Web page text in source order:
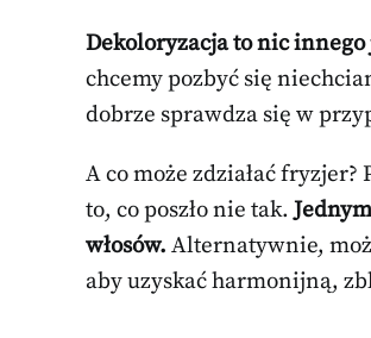
Dekoloryzacja to nic
chcemy pozbyć się
dobrze sprawdza się w
A co może zdziałać
to, co poszło nie tak.
włosów. Alternatywnie,
aby uzyskać harmonijną,